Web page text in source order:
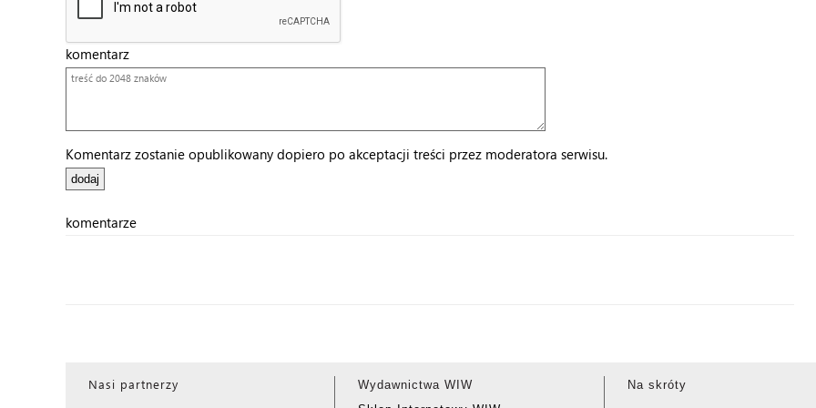
komentarz
Komentarz zostanie opublikowany dopiero po akceptacji treści przez moderatora serwisu.
komentarze
Nasi partnerzy
Wydawnictwa WIW
Na skróty